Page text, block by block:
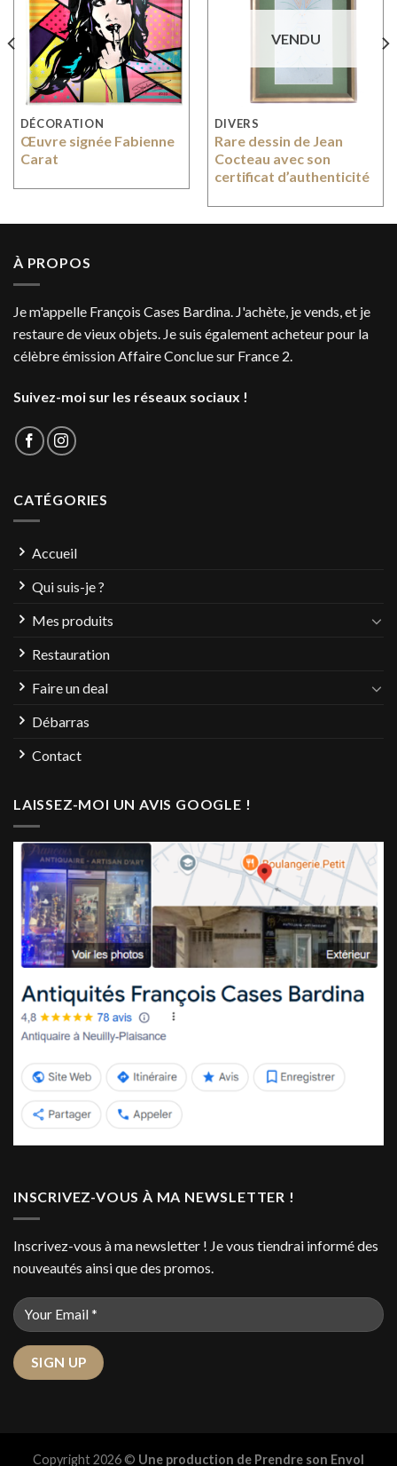
DÉCORATION
Œuvre signée Fabienne
Carat
VENDU
DIVERS
Rare dessin de Jean
Cocteau avec son
certificat d’authenticité
À PROPOS
Je m'appelle François Cases Bardina. J'achète, je vends, et je
restaure de vieux objets. Je suis également acheteur pour la
célèbre émission Affaire Conclue sur France 2.
Suivez-moi sur les réseaux sociaux !
CATÉGORIES
Accueil
Qui suis-je ?
Mes produits
Restauration
Faire un deal
Débarras
Contact
LAISSEZ-MOI UN AVIS GOOGLE !
INSCRIVEZ-VOUS À MA NEWSLETTER !
Inscrivez-vous à ma newsletter ! Je vous tiendrai informé des
nouveautés ainsi que des promos.
Copyright 2026 © Une production de Prendre son Envol